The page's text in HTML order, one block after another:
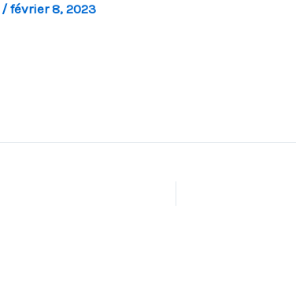
/février 8, 2023